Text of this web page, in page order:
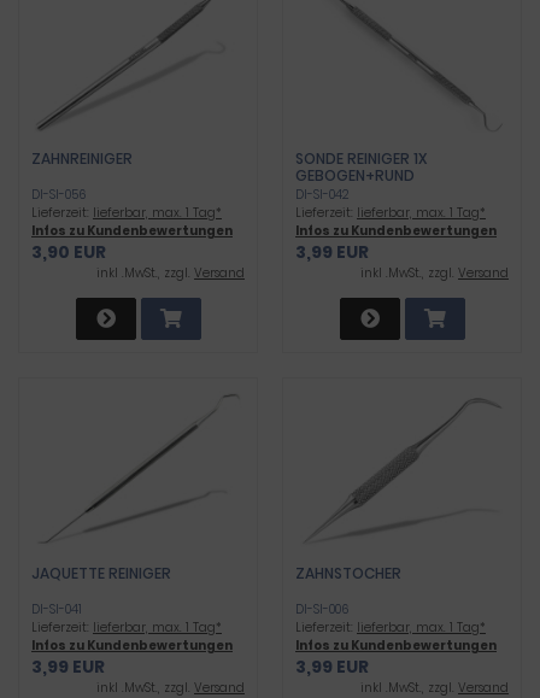
ZAHNREINIGER
DI-SI-056
Lieferzeit: lieferbar, max. 1 Tag*
Infos zu Kundenbewertungen
3,90 EUR
inkl .MwSt., zzgl. Versand
SONDE REINIGER 1X
GEBOGEN+RUND
DI-SI-042
Lieferzeit: lieferbar, max. 1 Tag*
Infos zu Kundenbewertungen
3,99 EUR
inkl .MwSt., zzgl. Versand
JAQUETTE REINIGER
DI-SI-041
Lieferzeit: lieferbar, max. 1 Tag*
Infos zu Kundenbewertungen
3,99 EUR
inkl .MwSt., zzgl. Versand
ZAHNSTOCHER
DI-SI-006
Lieferzeit: lieferbar, max. 1 Tag*
Infos zu Kundenbewertungen
3,99 EUR
inkl .MwSt., zzgl. Versand